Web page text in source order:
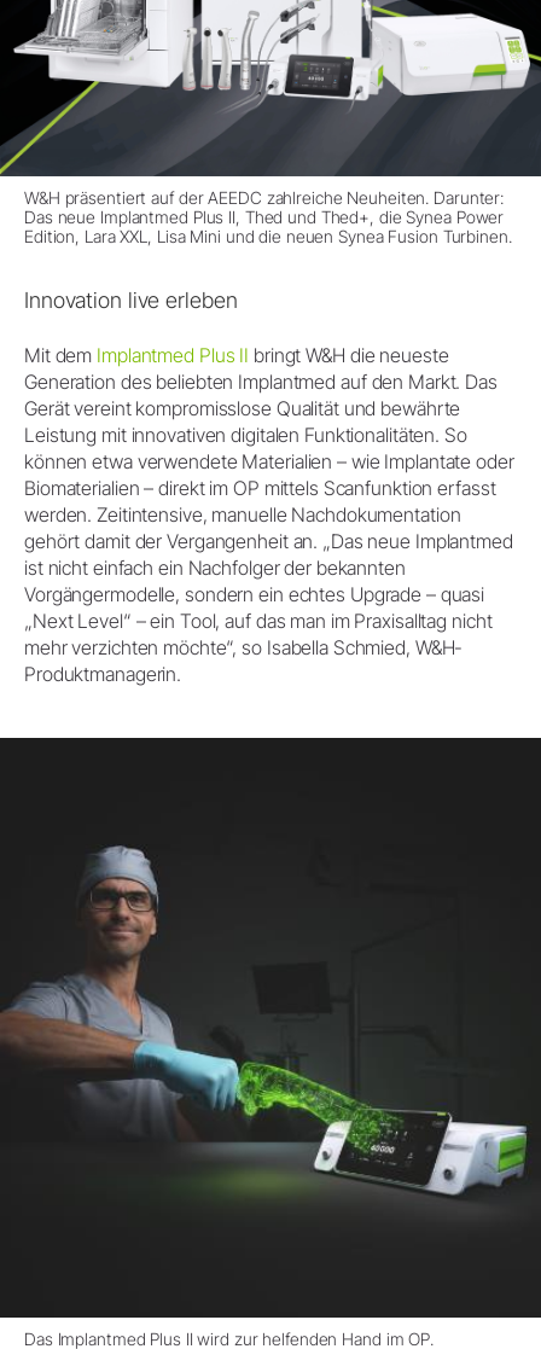
W&H präsentiert auf der AEEDC zahlreiche Neuheiten. Darunter:
Das neue Implantmed Plus II, Thed und Thed+, die Synea Power
Edition, Lara XXL, Lisa Mini und die neuen Synea Fusion Turbinen.
Innovation live erleben
Mit dem Implantmed Plus II bringt W&H die neueste
Generation des beliebten Implantmed auf den Markt. Das
Gerät vereint kompromisslose Qualität und bewährte
Leistung mit innovativen digitalen Funktionalitäten. So
können etwa verwendete Materialien – wie Implantate oder
Biomaterialien – direkt im OP mittels Scanfunktion erfasst
werden. Zeitintensive, manuelle Nachdokumentation
gehört damit der Vergangenheit an. „Das neue Implantmed
ist nicht einfach ein Nachfolger der bekannten
Vorgängermodelle, sondern ein echtes Upgrade – quasi
„Next Level“ – ein Tool, auf das man im Praxisalltag nicht
mehr verzichten möchte“, so Isabella Schmied, W&H-
Produktmanagerin.
Das Implantmed Plus II wird zur helfenden Hand im OP.